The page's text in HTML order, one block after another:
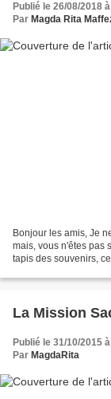
Publié le 26/08/2018
Par Magda Rita
Bonjour les amis, Je
mais, vous n'êtes pas
tapis des souvenirs,
La Mission
Publié le 31/10/2015
Par MagdaRita